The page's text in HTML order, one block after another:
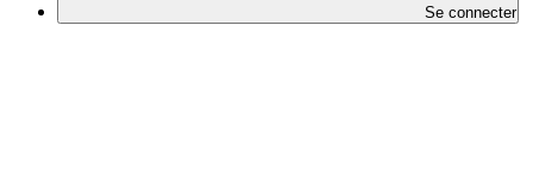
Se connecter